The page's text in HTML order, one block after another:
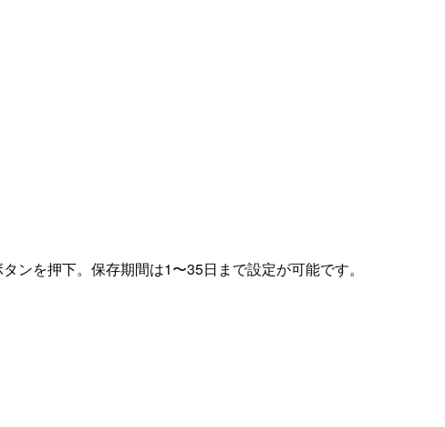
ンを押下。保存期間は1〜35日まで設定が可能です。